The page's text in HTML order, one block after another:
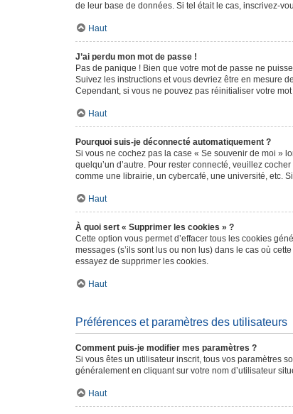
de leur base de données. Si tel était le cas, inscrivez-
Haut
J’ai perdu mon mot de passe !
Pas de panique ! Bien que votre mot de passe ne
Suivez les instructions et vous devriez être en mesure
Cependant, si vous ne pouvez pas réinitialiser votre
Haut
Pourquoi suis-je déconnecté automatiquement ?
Si vous ne cochez pas la case « Se souvenir de moi »
quelqu’un d’autre. Pour rester connecté, veuillez
comme une librairie, un cybercafé, une université, etc.
Haut
À quoi sert « Supprimer les cookies » ?
Cette option vous permet d’effacer tous les cookies
messages (s’ils sont lus ou non lus) dans le cas où
essayez de supprimer les cookies.
Haut
Préférences et paramètres des utilisateurs
Comment puis-je modifier mes paramètres ?
Si vous êtes un utilisateur inscrit, tous vos paramètres
généralement en cliquant sur votre nom d’utilisateur
Haut